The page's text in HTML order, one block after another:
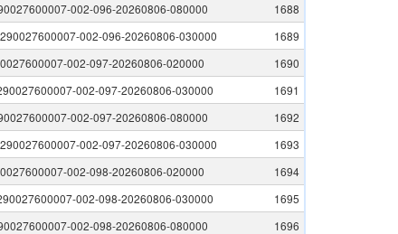
002-096-20260806-080000
1688
002-096-20260806-030000
1689
002-097-20260806-020000
1690
002-097-20260806-030000
1691
002-097-20260806-080000
1692
002-097-20260806-030000
1693
002-098-20260806-020000
1694
002-098-20260806-030000
1695
002-098-20260806-080000
1696